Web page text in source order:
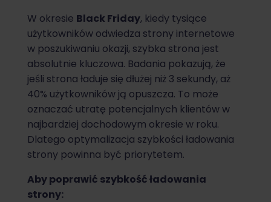
W okresie Black Friday, kiedy tysiące
użytkowników odwiedza strony internetowe
w poszukiwaniu okazji, szybka strona jest
absolutnie kluczowa. Badania pokazują, że
jeśli strona ładuje się dłużej niż 3 sekundy, aż
40% użytkowników ją opuszcza. To może
oznaczać utratę potencjalnych klientów w
najbardziej dochodowym okresie w roku.
Dlatego optymalizacja szybkości ładowania
strony powinna być priorytetem.
Aby poprawić szybkość ładowania
strony: